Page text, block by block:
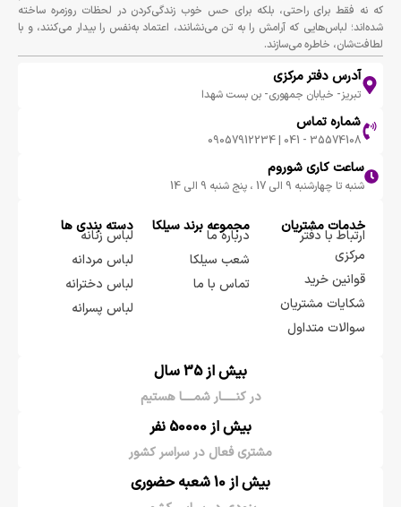
که نه فقط برای راحتی، بلکه برای حس خوب زندگی‌کردن در لحظات روزمره ساخته
شده‌اند؛ لباس‌هایی که آرامش را به تن می‌نشانند، اعتماد به‌نفس را بیدار می‌کنند، و با
لطافت‌شان، خاطره می‌سازند.
آدرس دفتر مرکزی
تبریز- خیابان جمهوری- بن بست شهدا
شماره تماس
35574108 - 041 | 09057912234
ساعت کاری شوروم
شنبه تا چهارشنبه 9 الی 17 ، پنج شنبه 9 الی 14
خدمات مشتریان
ارتباط با دفتر
مرکزی
قوانین خرید
شکایات مشتریان
سوالات متداول
مجموعه برند سيلكا
درباره ما
شعب سیلکا
تماس با ما
دسته بندی ها
لباس زنانه
لباس مردانه
لباس دخترانه
لباس پسرانه
بیش از 35 سال
در کنـــــار شمــــا هستیم
بیش از 50000 نفر
مشتری فعال در سراسر کشور
بیش از 10 شعبه حضوری